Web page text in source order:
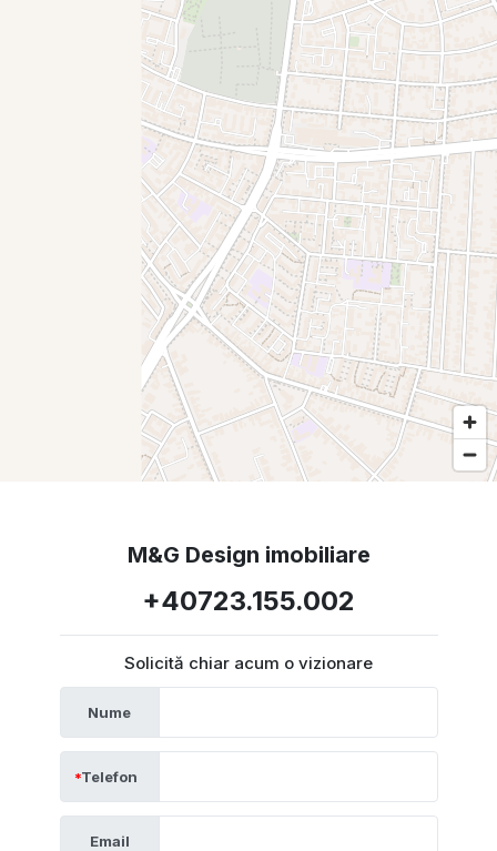
M&G Design imobiliare
+40723.155.002
Solicită chiar acum o vizionare
Nume
Telefon
Email